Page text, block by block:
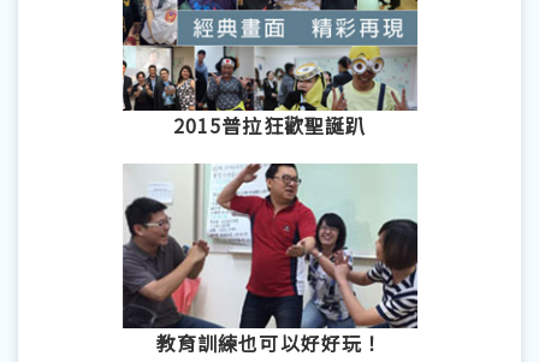
2015普拉狂歡聖誕趴
教育訓練也可以好好玩！